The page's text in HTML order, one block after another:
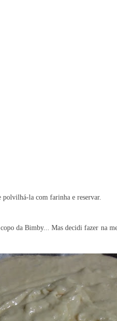
polvilhá-la com farinha e reservar.
da Bimby... Mas decidi fazer na